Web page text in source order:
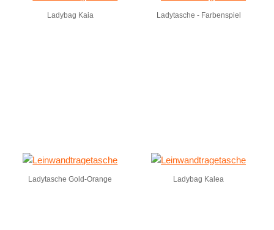
Ladybag Kaia Ladytasche - Farbenspiel
Ladytasche Gold-Orange Ladybag Kalea